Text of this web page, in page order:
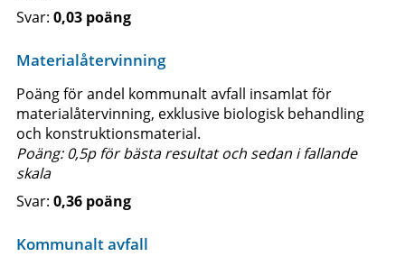
0,03 poäng
Materialåtervinning
Poäng för andel kommunalt avfall insamlat för
materialåtervinning, exklusive biologisk behandling
och konstruktionsmaterial.
Poäng: 0,5p för bästa resultat och sedan i fallande
skala
0,36 poäng
Kommunalt avfall